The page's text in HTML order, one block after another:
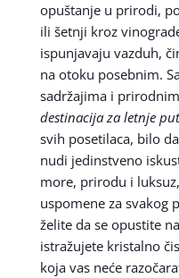
opuštanje u prirodi,
ili šetnji kroz
ispunjavaju vazduh,
na otoku posebnim.
sadržajima i
destinacija za letnje
svih posetilaca, bilo
nudi jedinstveno
more, prirodu i
uspomene za svakog
želite da se opustite
istražujete kristalno
koja vas neće